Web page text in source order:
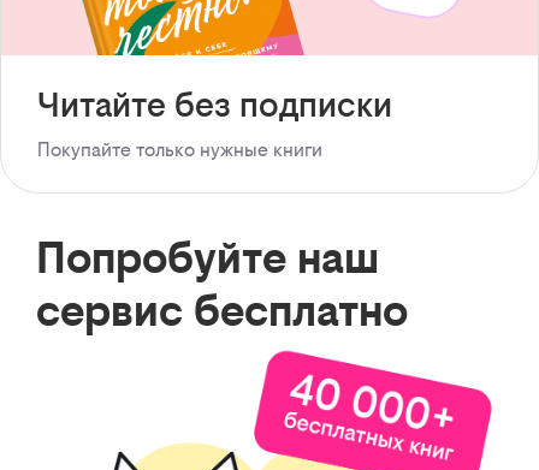
Читайте без подписки
Покупайте только нужные книги
Попробуйте наш
сервис бесплатно